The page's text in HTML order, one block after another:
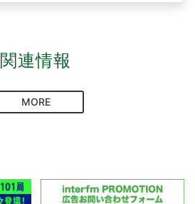
関連情報
MORE